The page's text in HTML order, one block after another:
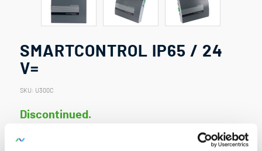
SMARTCONTROL IP65 / 24
V=
SKU: U300C
Discontinued.
Multifunctional Data Logger for a Wide